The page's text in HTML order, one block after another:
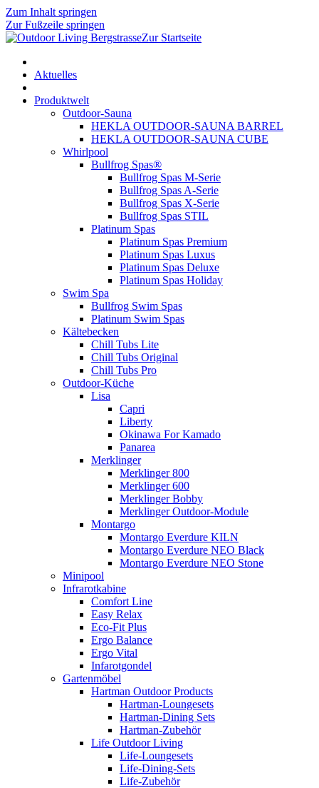
Zum Inhalt springen
Zur Fußzeile springen
Zur Startseite
Aktuelles
Produktwelt
Outdoor-Sauna
HEKLA OUTDOOR-SAUNA BARREL
HEKLA OUTDOOR-SAUNA CUBE
Whirlpool
Bullfrog Spas®
Bullfrog Spas M-Serie
Bullfrog Spas A-Serie
Bullfrog Spas X-Serie
Bullfrog Spas STIL
Platinum Spas
Platinum Spas Premium
Platinum Spas Luxus
Platinum Spas Deluxe
Platinum Spas Holiday
Swim Spa
Bullfrog Swim Spas
Platinum Swim Spas
Kältebecken
Chill Tubs Lite
Chill Tubs Original
Chill Tubs Pro
Outdoor-Küche
Lisa
Capri
Liberty
Okinawa For Kamado
Panarea
Merklinger
Merklinger 800
Merklinger 600
Merklinger Bobby
Merklinger Outdoor-Module
Montargo
Montargo Everdure KILN
Montargo Everdure NEO Black
Montargo Everdure NEO Stone
Minipool
Infrarotkabine
Comfort Line
Easy Relax
Eco-Fit Plus
Ergo Balance
Ergo Vital
Infarotgondel
Gartenmöbel
Hartman Outdoor Products
Hartman-Loungesets
Hartman-Dining Sets
Hartman-Zubehör
Life Outdoor Living
Life-Loungesets
Life-Dining-Sets
Life-Zubehör